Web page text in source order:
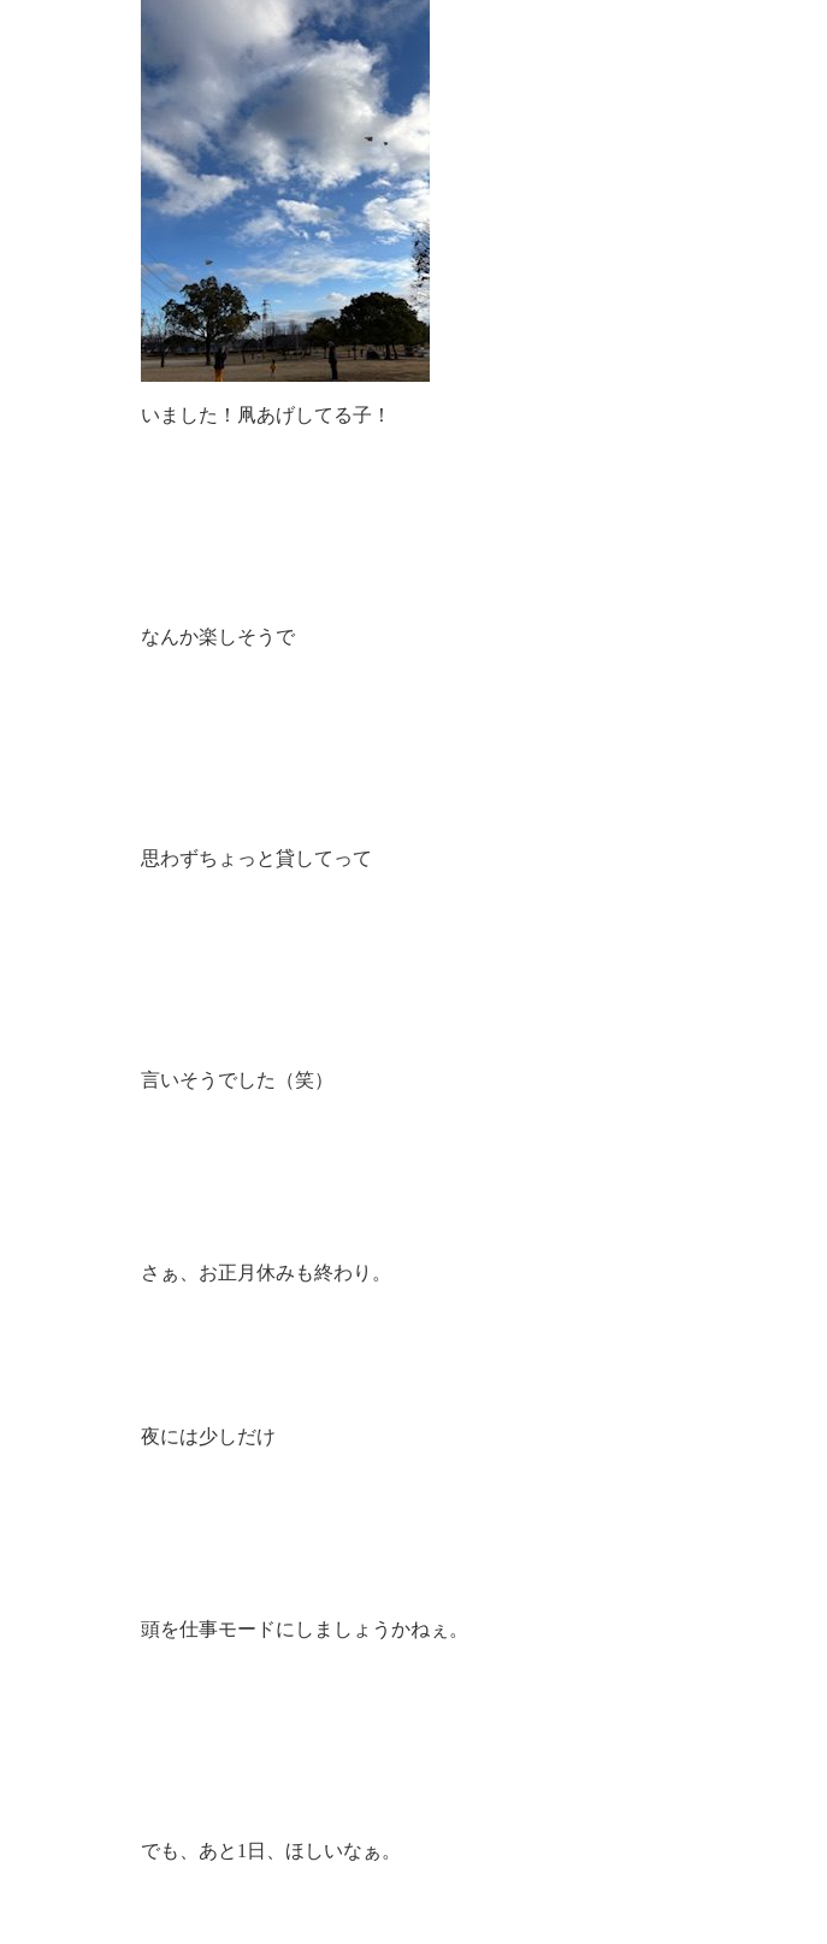
いました！凧あげしてる子！
なんか楽しそうで
思わずちょっと貸してって
言いそうでした（笑）
さぁ、お正月休みも終わり。
夜には少しだけ
頭を仕事モードにしましょうかねぇ。
でも、あと1日、ほしいなぁ。